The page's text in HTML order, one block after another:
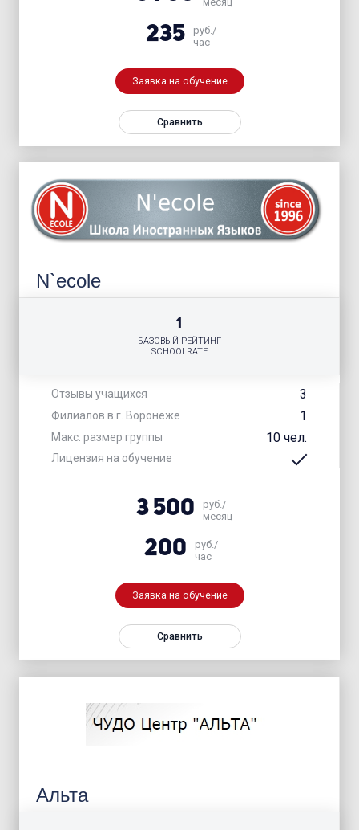
235
руб./
час
Заявка на обучение
Сравнить
N`ecole
Отзывы учащихся 3
Филиалов в г. Воронеже 1
Макс. размер группы 10 чел.
Лицензия на обучение
1
БАЗОВЫЙ РЕЙТИНГ
SCHOOLRATE
3 500
руб./
месяц
200
руб./
час
Заявка на обучение
Сравнить
Альта